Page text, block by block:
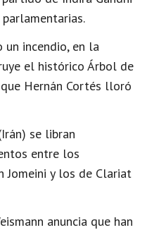
un incendio, en la
el histórico Árbol de
Hernán Cortés lloró
se libran
entre los
y los de Clariat
anuncia que han